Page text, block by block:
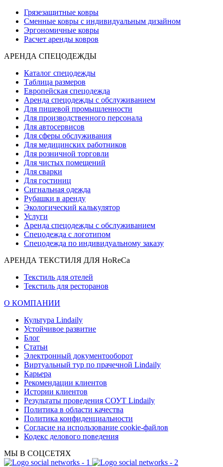
Грязезащитные ковры
Сменные ковры с индивидуальным дизайном
Эргономичные ковры
Расчет аренды ковров
АРЕНДА СПЕЦОДЕЖДЫ
Каталог спецодежды
Таблица размеров
Европейская спецодежда
Аренда спецодежды с обслуживанием
Для пищевой промышленности
Для производственного персонала
Для автосервисов
Для сферы обслуживания
Для медицинских работников
Для розничной торговли
Для чистых помещений
Для сварки
Для гостиниц
Сигнальная одежда
Рубашки в аренду
Экологический калькулятор
Услуги
Аренда спецодежды с обслуживанием
Спецодежда с логотипом
Спецодежда по индивидуальному заказу
АРЕНДА ТЕКСТИЛЯ ДЛЯ HoReCa
Текстиль для отелей
Текстиль для ресторанов
О КОМПАНИИ
Культура Lindaily
Устойчивое развитие
Блог
Статьи
Электронный документооборот
Виртуальный тур по прачечной Lindaily
Карьера
Рекомендации клиентов
Истории клиентов
Результаты проведения СОУТ Lindaily
Политика в области качества
Политика конфиденциальности
Согласие на использование cookie-файлов
Кодекс делового поведения
МЫ В СОЦСЕТЯХ